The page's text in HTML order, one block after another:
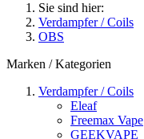
Sie sind hier:
Verdampfer / Coils
OBS
Marken / Kategorien
Verdampfer / Coils
Eleaf
Freemax Vape
GEEKVAPE